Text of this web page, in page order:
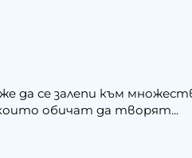
да се залепи към
обичат да творят...